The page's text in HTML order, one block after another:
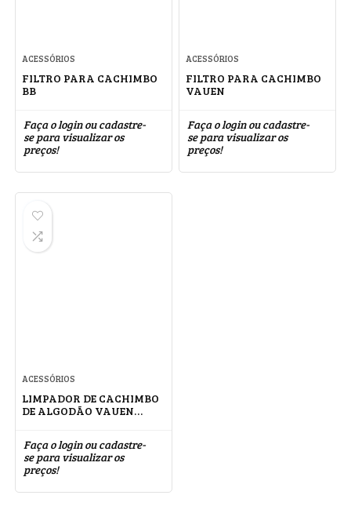
ACESSÓRIOS
FILTRO PARA CACHIMBO
BB
Faça o login ou cadastre-
se para visualizar os
preços!
ACESSÓRIOS
FILTRO PARA CACHIMBO
VAUEN
Faça o login ou cadastre-
se para visualizar os
preços!
ACESSÓRIOS
LIMPADOR DE CACHIMBO
DE ALGODÃO VAUEN
Faça o login ou cadastre-
se para visualizar os
preços!